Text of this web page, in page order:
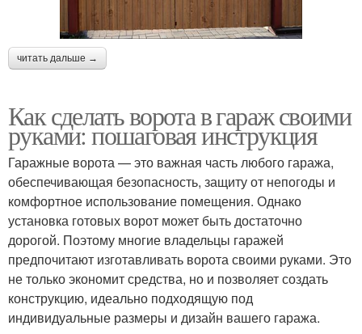
читать дальше →
Как сделать ворота в гараж своими
руками: пошаговая инструкция
Гаражные ворота — это важная часть любого гаража,
обеспечивающая безопасность, защиту от непогоды и
комфортное использование помещения. Однако
установка готовых ворот может быть достаточно
дорогой. Поэтому многие владельцы гаражей
предпочитают изготавливать ворота своими руками. Это
не только экономит средства, но и позволяет создать
конструкцию, идеально подходящую под
индивидуальные размеры и дизайн вашего гаража.